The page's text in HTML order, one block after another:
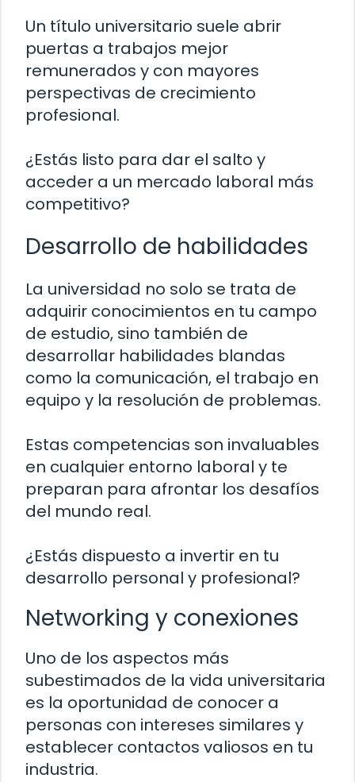
Un título universitario suele abrir
puertas a trabajos mejor
remunerados y con mayores
perspectivas de crecimiento
profesional.
¿Estás listo para dar el salto y
acceder a un mercado laboral más
competitivo?
Desarrollo de habilidades
La universidad no solo se trata de
adquirir conocimientos en tu campo
de estudio, sino también de
desarrollar habilidades blandas
como la comunicación, el trabajo en
equipo y la resolución de problemas.
Estas competencias son invaluables
en cualquier entorno laboral y te
preparan para afrontar los desafíos
del mundo real.
¿Estás dispuesto a invertir en tu
desarrollo personal y profesional?
Networking y conexiones
Uno de los aspectos más
subestimados de la vida universitaria
es la oportunidad de conocer a
personas con intereses similares y
establecer contactos valiosos en tu
industria.